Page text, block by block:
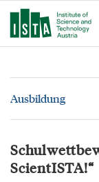
Ausbildung
ScientISTA!“